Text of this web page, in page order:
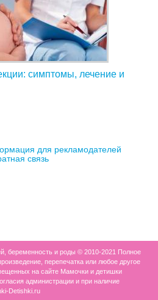
симптомы, лечение и
для рекламодателей
связь
беременность и роды © 2010-2021 Полное
перепечатка или любое другое
на сайте Мамочки и детишки
администрации и при наличие
Detishki.ru